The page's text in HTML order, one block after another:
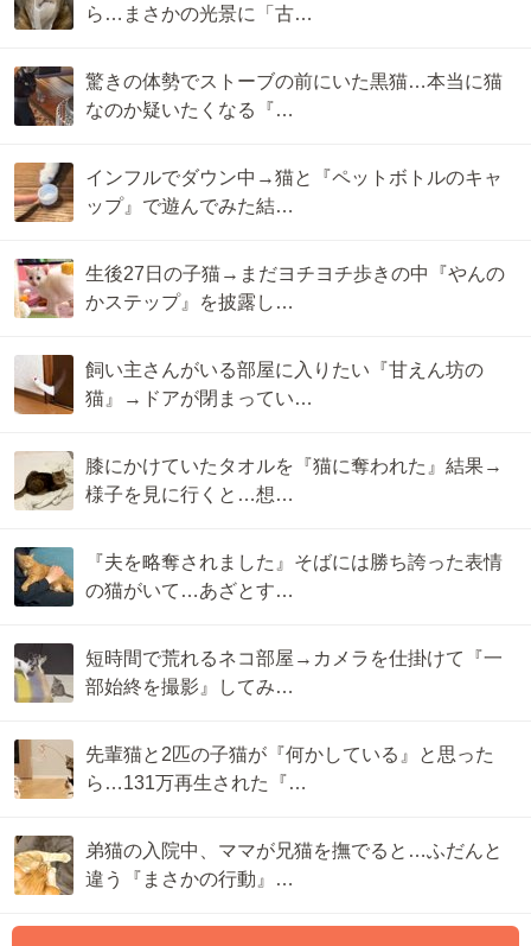
ら…まさかの光景に「古…
驚きの体勢でストーブの前にいた黒猫…本当に猫
なのか疑いたくなる『…
インフルでダウン中→猫と『ペットボトルのキャ
ップ』で遊んでみた結…
生後27日の子猫→まだヨチヨチ歩きの中『やんの
かステップ』を披露し…
飼い主さんがいる部屋に入りたい『甘えん坊の
猫』→ドアが閉まってい…
膝にかけていたタオルを『猫に奪われた』結果→
様子を見に行くと…想…
『夫を略奪されました』そばには勝ち誇った表情
の猫がいて…あざとす…
短時間で荒れるネコ部屋→カメラを仕掛けて『一
部始終を撮影』してみ…
先輩猫と2匹の子猫が『何かしている』と思った
ら…131万再生された『…
弟猫の入院中、ママが兄猫を撫でると…ふだんと
違う『まさかの行動』…